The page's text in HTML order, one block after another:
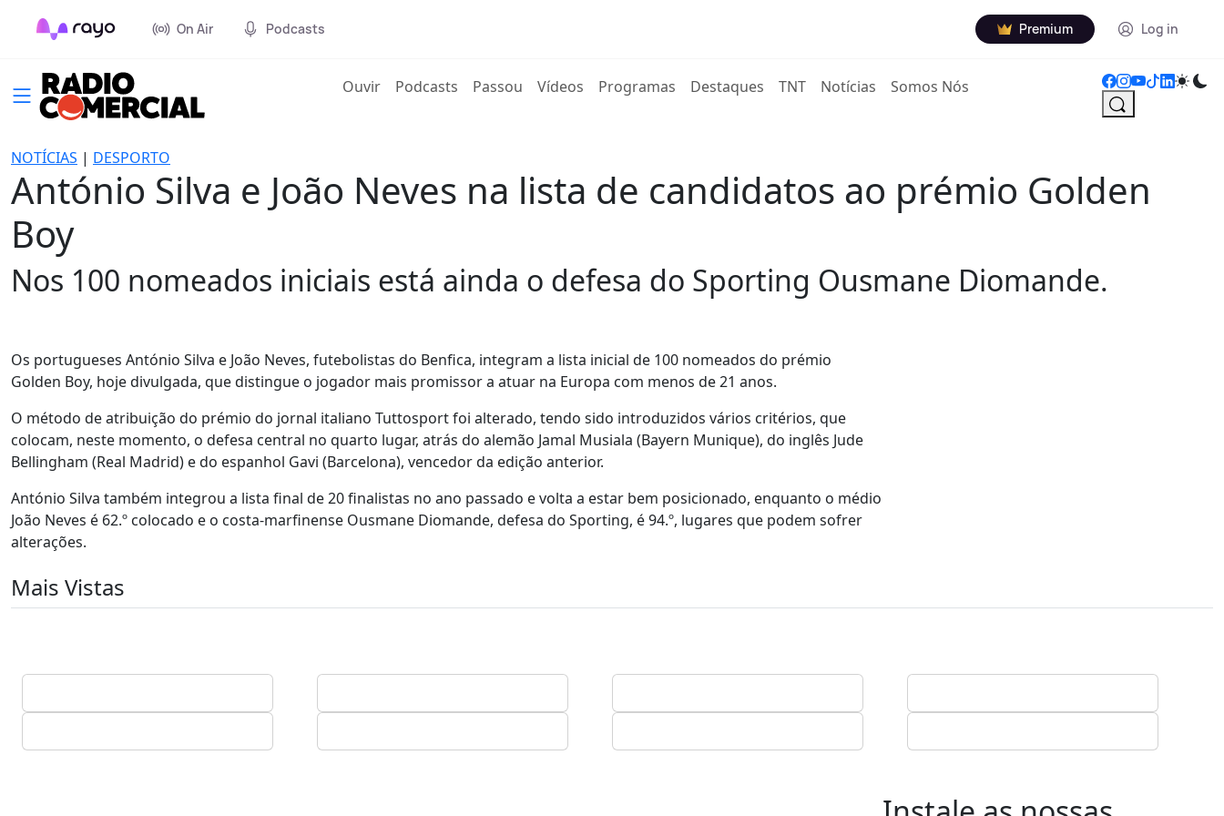
On Air Podcasts Premium Log in
Ouvir(current)
Podcasts Passou Vídeos Programas Destaques TNT Notícias Somos Nós
NOTÍCIAS | DESPORTO
António Silva e João Neves na lista de candidatos ao prémio Golden
Boy
Nos 100 nomeados iniciais está ainda o defesa do Sporting Ousmane Diomande.
Os portugueses António Silva e João Neves, futebolistas do Benfica, integram a lista inicial de 100 nomeados do prémio
Golden Boy, hoje divulgada, que distingue o jogador mais promissor a atuar na Europa com menos de 21 anos.
O método de atribuição do prémio do jornal italiano Tuttosport foi alterado, tendo sido introduzidos vários critérios, que
colocam, neste momento, o defesa central no quarto lugar, atrás do alemão Jamal Musiala (Bayern Munique), do inglês Jude
Bellingham (Real Madrid) e do espanhol Gavi (Barcelona), vencedor da edição anterior.
António Silva também integrou a lista final de 20 finalistas no ano passado e volta a estar bem posicionado, enquanto o médio
João Neves é 62.º colocado e o costa-marfinense Ousmane Diomande, defesa do Sporting, é 94.º, lugares que podem sofrer
alterações.
Mais Vistas